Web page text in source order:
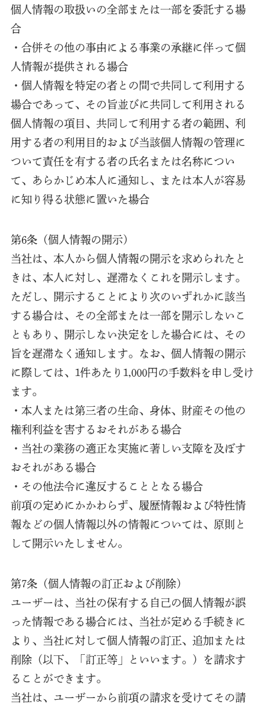
個人情報の取扱いの全部または一部を委託する場
合
・合併その他の事由による事業の承継に伴って個
人情報が提供される場合
・個人情報を特定の者との間で共同して利用する
場合であって、その旨並びに共同して利用される
個人情報の項目、共同して利用する者の範囲、利
用する者の利用目的および当該個人情報の管理に
ついて責任を有する者の氏名または名称につい
て、あらかじめ本人に通知し、または本人が容易
に知り得る状態に置いた場合
第6条（個人情報の開示）
当社は、本人から個人情報の開示を求められたと
きは、本人に対し、遅滞なくこれを開示します。
ただし、開示することにより次のいずれかに該当
する場合は、その全部または一部を開示しないこ
ともあり、開示しない決定をした場合には、その
旨を遅滞なく通知します。なお、個人情報の開示
に際しては、1件あたり1,000円の手数料を申し受け
ます。
・本人または第三者の生命、身体、財産その他の
権利利益を害するおそれがある場合
・当社の業務の適正な実施に著しい支障を及ぼす
おそれがある場合
・その他法令に違反することとなる場合
前項の定めにかかわらず、履歴情報および特性情
報などの個人情報以外の情報については、原則と
して開示いたしません。
第7条（個人情報の訂正および削除）
ユーザーは、当社の保有する自己の個人情報が誤
った情報である場合には、当社が定める手続きに
より、当社に対して個人情報の訂正、追加または
削除（以下、「訂正等」といいます。）を請求す
ることができます。
当社は、ユーザーから前項の請求を受けてその請